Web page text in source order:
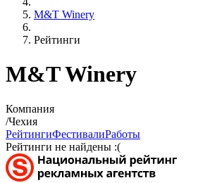
M&T Winery
Рейтинги
M&T Winery
Компания
/Чехия
РейтингиФестивалиРаботы
Рейтинги не найдены :(